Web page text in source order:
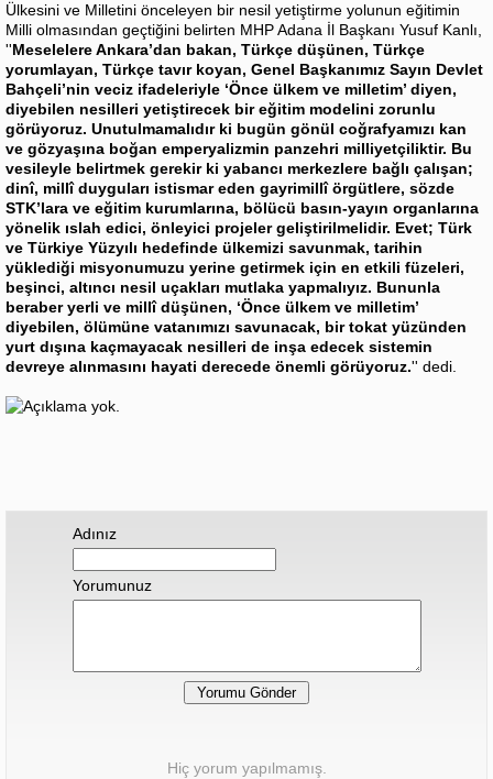
Ülkesini ve Milletini önceleyen bir nesil yetiştirme yolunun eğitimin
Milli olmasından geçtiğini belirten MHP Adana İl Başkanı Yusuf Kanlı,
''Meselelere Ankara’dan bakan, Türkçe düşünen, Türkçe
yorumlayan, Türkçe tavır koyan, Genel Başkanımız Sayın Devlet
Bahçeli’nin veciz ifadeleriyle ‘Önce ülkem ve milletim’ diyen,
diyebilen nesilleri yetiştirecek bir eğitim modelini zorunlu
görüyoruz. Unutulmamalıdır ki bugün gönül coğrafyamızı kan
ve gözyaşına boğan emperyalizmin panzehri milliyetçiliktir. Bu
vesileyle belirtmek gerekir ki yabancı merkezlere bağlı çalışan;
dinî, millî duyguları istismar eden gayrimillî örgütlere, sözde
STK’lara ve eğitim kurumlarına, bölücü basın-yayın organlarına
yönelik ıslah edici, önleyici projeler geliştirilmelidir. Evet; Türk
ve Türkiye Yüzyılı hedefinde ülkemizi savunmak, tarihin
yüklediği misyonumuzu yerine getirmek için en etkili füzeleri,
beşinci, altıncı nesil uçakları mutlaka yapmalıyız. Bununla
beraber yerli ve millî düşünen, ‘Önce ülkem ve milletim’
diyebilen, ölümüne vatanımızı savunacak, bir tokat yüzünden
yurt dışına kaçmayacak nesilleri de inşa edecek sistemin
devreye alınmasını hayati derecede önemli görüyoruz.'' dedi.
Adınız
Yorumunuz
Hiç yorum yapılmamış.